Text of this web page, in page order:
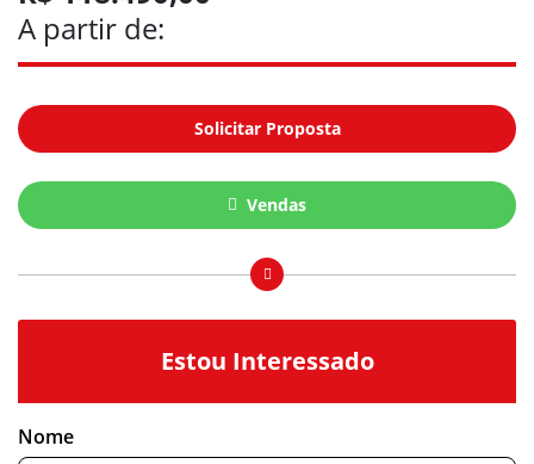
A partir de:
Solicitar Proposta
Vendas
Estou Interessado
Nome